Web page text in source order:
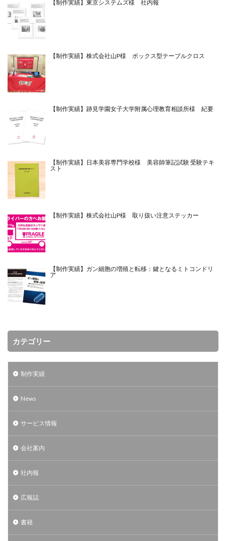
【制作実績】東京システムズ様 社内報
【制作実績】株式会社山P様 ボックス型テーブルクロス
【制作実績】跡見学園女子大学附属心理教育相談所様 紀要
【制作実績】日本美容専門学校様 美容師筆記試験 受験テキ
スト
【制作実績】株式会社山P様 取り扱い注意ステッカー
【制作実績】ガン細胞の増殖と転移：鍵となるミトコンドリ
ア
カテゴリー
制作実績
News
サービス情報
会社案内
社内報
広報誌
書籍